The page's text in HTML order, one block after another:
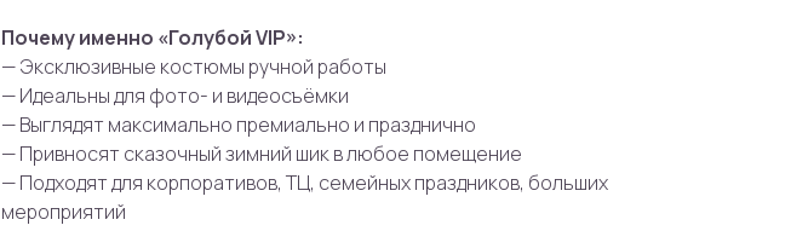
Почему именно «Голубой VIP»:
— Эксклюзивные костюмы ручной работы
— Идеальны для фото- и видеосъёмки
— Выглядят максимально премиально и празднично
— Привносят сказочный зимний шик в любое помещение
— Подходят для корпоративов, ТЦ, семейных праздников, больших
мероприятий